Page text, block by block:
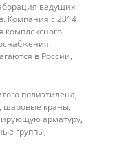
ведущих
Компания с 2014
комплексного
в России,
полиэтилена,
шаровые краны,
арматуру,
группы,